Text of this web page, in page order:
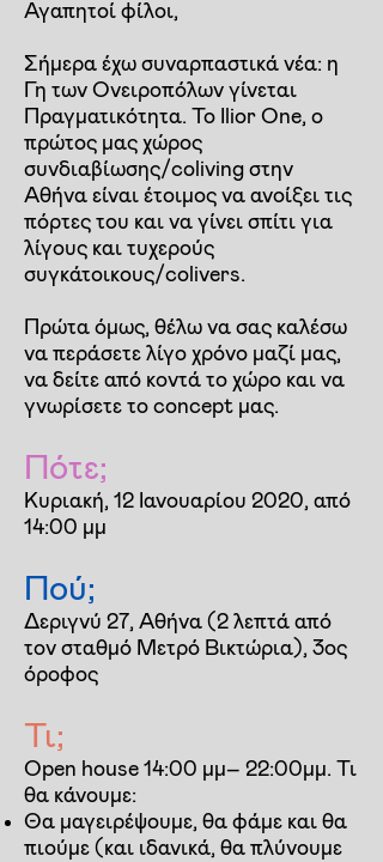
Αγαπητοί φίλοι,
Σήμερα έχω συναρπαστικά νέα: η
Γη των Ονειροπόλων γίνεται
Πραγματικότητα. Το Ilior One, ο
πρώτος μας χώρος
συνδιαβίωσης/coliving στην
Αθήνα είναι έτοιμος να ανοίξει τις
πόρτες του και να γίνει σπίτι για
λίγους και τυχερούς
συγκάτοικους/colivers.
Πρώτα όμως, θέλω να σας καλέσω
να περάσετε λίγο χρόνο μαζί μας,
να δείτε από κοντά το χώρο και να
γνωρίσετε το concept μας.
Πότε;
Κυριακή, 12 Ιανουαρίου 2020, από
14:00 μμ
Πού;
Δεριγνύ 27, Αθήνα (2 λεπτά από
τον σταθμό Μετρό Βικτώρια), 3ος
όροφος
Τι;
Open house 14:00 μμ– 22:00μμ. Τι
θα κάνουμε:
Θα μαγειρέψουμε, θα φάμε και θα
πιούμε (και ιδανικά, θα πλύνουμε